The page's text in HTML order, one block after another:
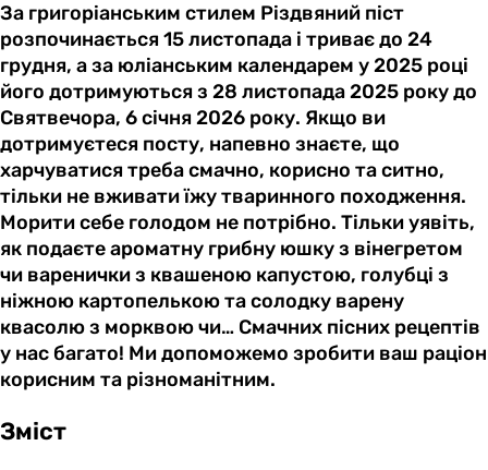
За григоріанським стилем Різдвяний піст
розпочинається 15 листопада і триває до 24
грудня, а за юліанським календарем у 2025 році
його дотримуються з 28 листопада 2025 року до
Святвечора, 6 січня 2026 року. Якщо ви
дотримуєтеся посту, напевно знаєте, що
харчуватися треба смачно, корисно та ситно,
тільки не вживати їжу тваринного походження.
Морити себе голодом не потрібно. Тільки уявіть,
як подаєте ароматну грибну юшку з вінегретом
чи варенички з квашеною капустою, голубці з
ніжною картопелькою та солодку варену
квасолю з морквою чи… Смачних пісних рецептів
у нас багато! Ми допоможемо зробити ваш раціон
корисним та різноманітним.
Зміст